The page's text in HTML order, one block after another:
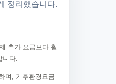
정리했습니다.
추가 요금보다 훨
니다.
며, 기후환경요금